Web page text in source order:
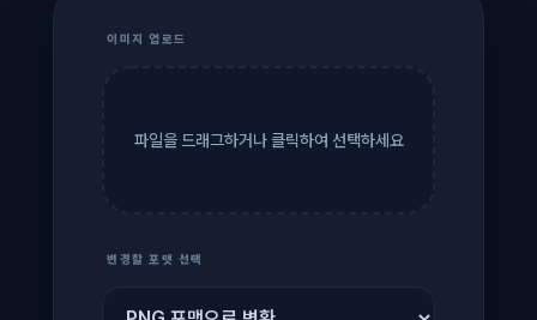
이미지 업로드
파일을 드래그하거나 클릭하여 선택하세요
변경할 포맷 선택